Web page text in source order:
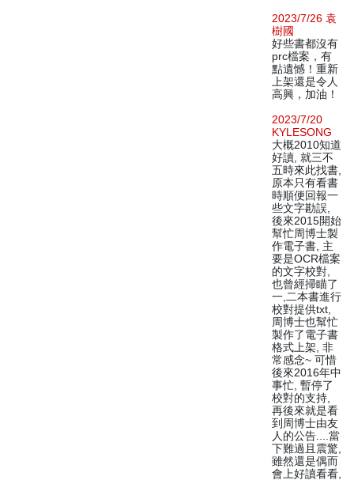
2023/7/26 袁
樹國
好些書都沒有
prc檔案，有
點遺憾！重新
上架還是令人
高興，加油！
2023/7/20
KYLESONG
大概2010知道
好讀, 就三不
五時來此找書,
原本只有看書
時順便回報一
些文字勘誤,
後來2015開始
幫忙周博士製
作電子書, 主
要是OCR檔案
的文字校對,
也曾經掃瞄了
一,二本書進行
校對提供txt,
周博士也幫忙
製作了電子書
格式上架, 非
常感念~ 可惜
後來2016年中
事忙, 暫停了
校對的支持,
再後來就是看
到周博士由友
人的公告....當
下難過且震驚,
雖然還是偶而
會上好讀看看,